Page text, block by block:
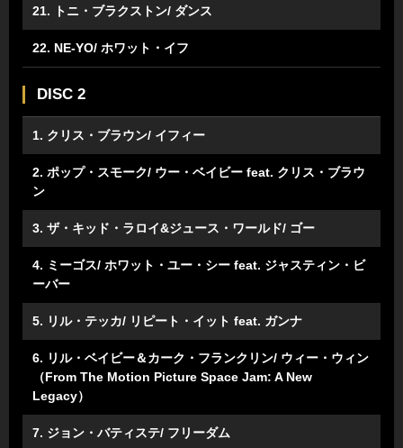
21. トニ・ブラクストン/ ダンス
22. NE-YO/ ホワット・イフ
DISC 2
1. クリス・ブラウン/ イフィー
2. ポップ・スモーク/ ウー・ベイビー feat. クリス・ブラウ
ン
3. ザ・キッド・ラロイ&ジュース・ワールド/ ゴー
4. ミーゴス/ ホワット・ユー・シー feat. ジャスティン・ビ
ーバー
5. リル・テッカ/ リピート・イット feat. ガンナ
6. リル・ベイビー＆カーク・フランクリン/ ウィー・ウィン
（From The Motion Picture Space Jam: A New
Legacy）
7. ジョン・バティステ/ フリーダム